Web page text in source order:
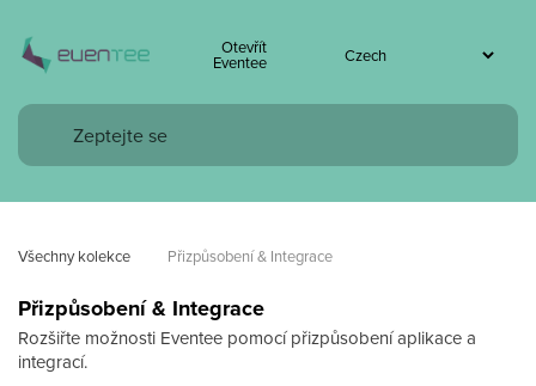
Otevřít
Eventee
Všechny kolekce Přizpůsobení & Integrace
Přizpůsobení & Integrace
Rozšiřte možnosti Eventee pomocí přizpůsobení aplikace a
integrací.